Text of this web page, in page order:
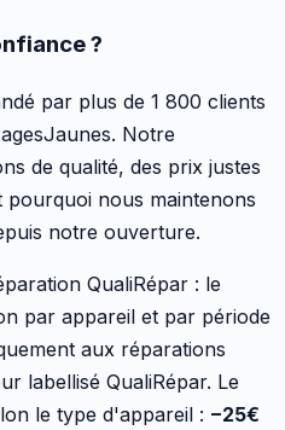
?
par plus de 1 800 clients
Notre
de qualité, des prix justes
nous maintenons
notre ouverture.
QualiRépar : le
par appareil et par période
aux réparations
labellisé QualiRépar. Le
le type d'appareil : −25€